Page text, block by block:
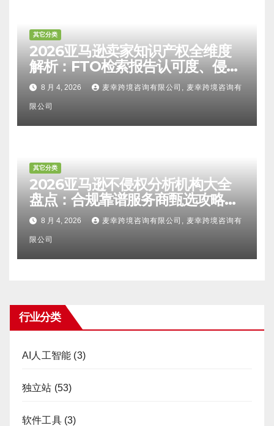
其它分类
2026亚马逊卖家知识产权全维度
解析：FTO检索报告认可度、侵权
比对区别、TRO应诉方法及服务商
甄选避坑全攻略
8 月 4, 2026 麦幸跨境咨询有限公司, 麦幸跨境咨询有
限公司
其它分类
2026亚马逊不侵权分析机构大全
盘点：合规靠谱服务商甄选攻略、
避坑FAQ及标杆机构实力详解
8 月 4, 2026 麦幸跨境咨询有限公司, 麦幸跨境咨询有
限公司
行业分类
AI人工智能 (3)
独立站 (53)
软件工具(3)